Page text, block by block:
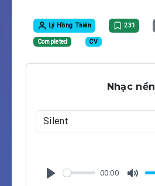
Lý Hồng Thiên 231
Completed CV
Nhạc nền
00:00